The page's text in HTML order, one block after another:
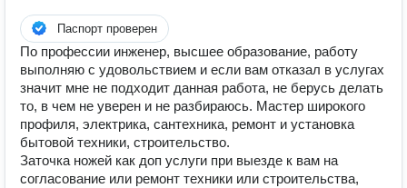
Паспорт проверен
По профессии инженер, высшее образование, работу
выполняю с удовольствием и если вам отказал в услугах
значит мне не подходит данная работа, не берусь делать
то, в чем не уверен и не разбираюсь. Мастер широкого
профиля, электрика, сантехника, ремонт и установка
бытовой техники, строительство.
Заточка ножей как доп услуги при выезде к вам на
согласование или ремонт техники или строительства,